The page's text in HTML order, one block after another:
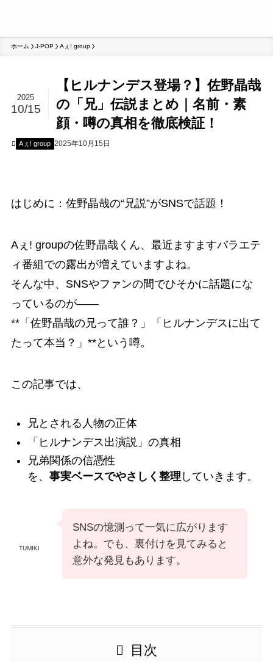
ホーム J-POP Aぇ! group
【ヒルナンデス登場？】佐野晶哉
の「兄」伝説まとめ｜名前・素
顔・噂の真相を徹底検証！
2025
10/15
Aぇ! group 2025年10月15日
はじめに：佐野晶哉の“兄説”がSNSで話題！
Aぇ! groupの佐野晶哉くん、最近ますますバラエテ
ィ番組での露出が増えていますよね。
そんな中、SNSやファンの間でひそかに話題にな
っているのが――
**「佐野晶哉の兄って誰？」「ヒルナンデスに出て
たって本当？」**という噂。
この記事では、
兄とされる人物の正体
「ヒルナンデス出演説」の真相
兄弟関係の信憑性
を、 事実ベースでやさしく整理 していきます。
TUMIKI
SNSの憶測って一気に広がります
よね。でも、裏付けを見てみると
意外な発見もあります。
目次